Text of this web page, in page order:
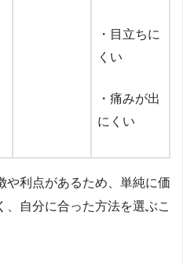
・目立ちに
くい
・痛みが出
にくい
や利点があるため、単純に価
自分に合った方法を選ぶこ